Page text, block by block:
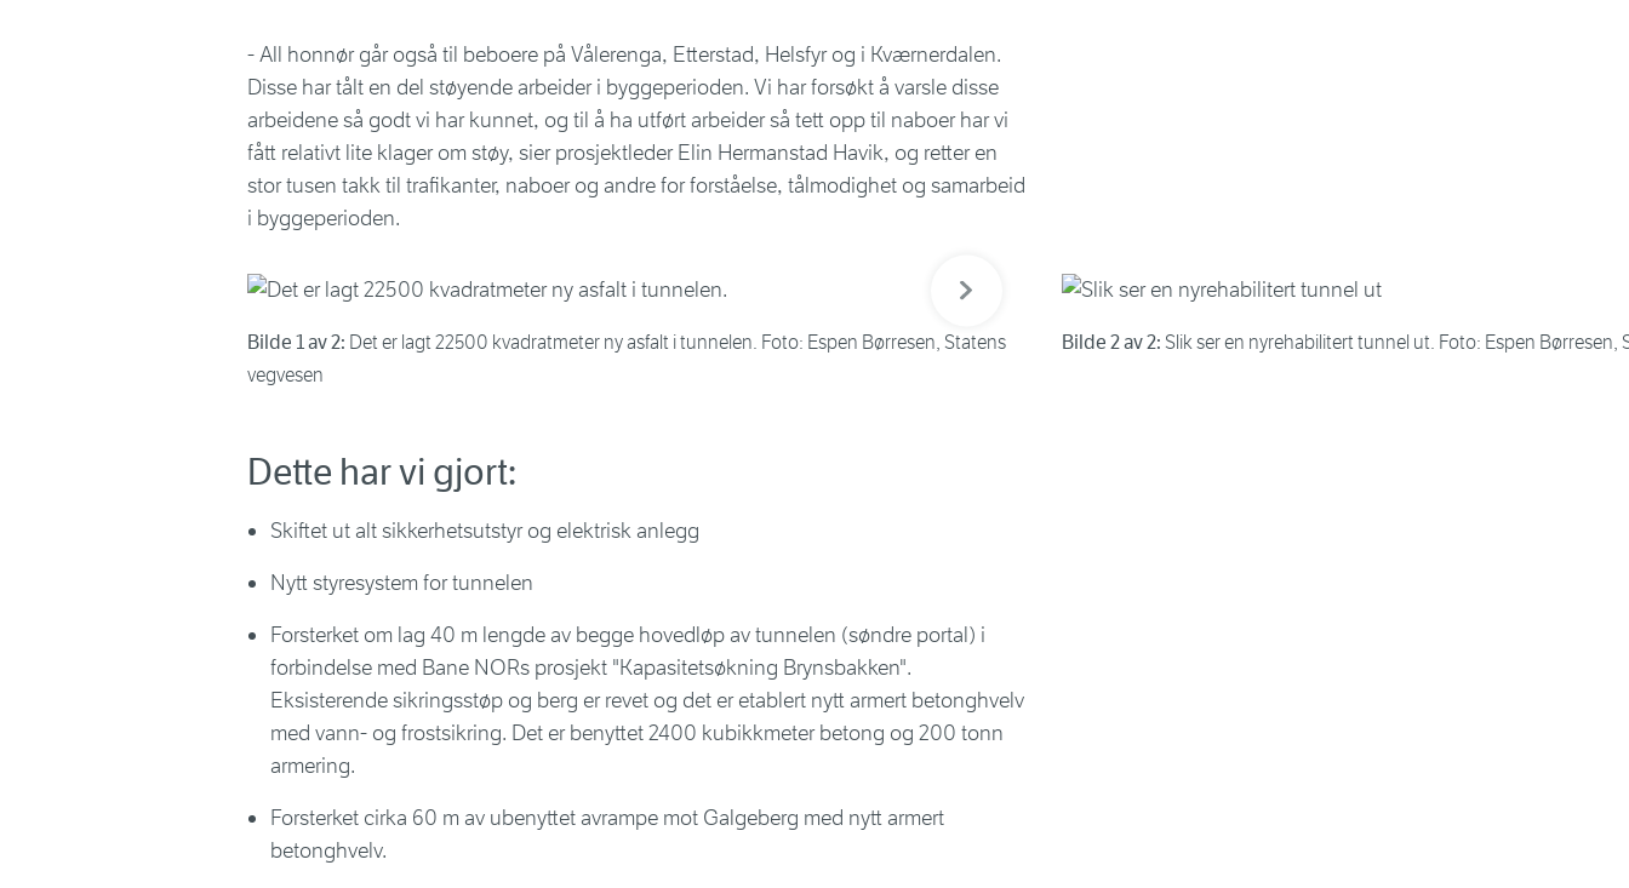
- All honnør går også til beboere på Vålerenga, Etterstad, Helsfyr og i Kværnerdalen.
Disse har tålt en del støyende arbeider i byggeperioden. Vi har forsøkt å varsle disse
arbeidene så godt vi har kunnet, og til å ha utført arbeider så tett opp til naboer har vi
fått relativt lite klager om støy, sier prosjektleder Elin Hermanstad Havik, og retter en
stor tusen takk til trafikanter, naboer og andre for forståelse, tålmodighet og samarbeid
i byggeperioden.
Bilde 1 av 2: Det er lagt 22500 kvadratmeter ny asfalt i tunnelen. Foto: Espen Børresen, Statens
vegvesen
Bilde 2 av 2: Slik ser en nyrehabilitert tunnel ut. Foto: Espen Børresen,
Dette har vi gjort:
Skiftet ut alt sikkerhetsutstyr og elektrisk anlegg
Nytt styresystem for tunnelen
Forsterket om lag 40 m lengde av begge hovedløp av tunnelen (søndre portal) i
forbindelse med Bane NORs prosjekt "Kapasitetsøkning Brynsbakken".
Eksisterende sikringsstøp og berg er revet og det er etablert nytt armert betonghvelv
med vann- og frostsikring. Det er benyttet 2400 kubikkmeter betong og 200 tonn
armering.
Forsterket cirka 60 m av ubenyttet avrampe mot Galgeberg med nytt armert
betonghvelv.